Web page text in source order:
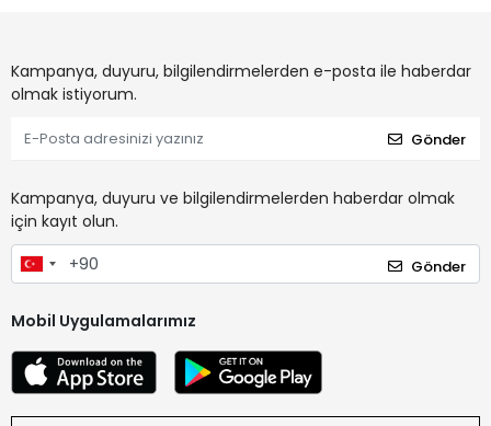
Kampanya, duyuru, bilgilendirmelerden e-posta ile haberdar
olmak istiyorum.
Gönder
Kampanya, duyuru ve bilgilendirmelerden haberdar olmak
için kayıt olun.
Gönder
Mobil Uygulamalarımız